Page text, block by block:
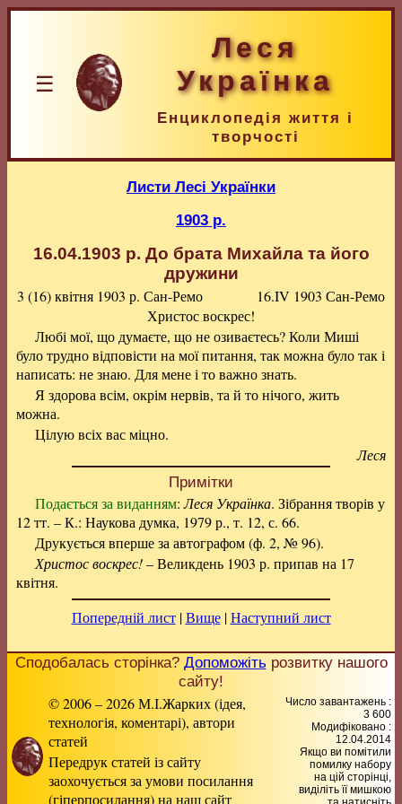
☰
Леся
Українка
Енциклопедія життя і
творчості
Листи Лесі Українки
1903 р.
16.04.1903 р. До брата Михайла та його
дружини
3 (16) квітня 1903 р. Сан-Ремо
16.IV 1903 Сан-Ремо
Христос воскрес!
Любі мої, що думаєте, що не озиваєтесь? Коли Миші
було трудно відповісти на мої питання, так можна було так і
написать: не знаю. Для мене і то важно знать.
Я здорова всім, окрім нервів, та й то нічого, жить
можна.
Цілую всіх вас міцно.
Леся
Примітки
Подається за виданням:Леся Українка. Зібрання творів у
12 тт. – К.: Наукова думка, 1979 р., т. 12, с. 66.
Друкується вперше за автографом (ф. 2, № 96).
Христос воскрес!– Великдень 1903 р. припав на 17
квітня.
Попередній лист|Вище|Наступний лист
Сподобалась сторінка? Допоможітьрозвитку нашого
сайту!
© 2006 – 2026 М.І.Жарких (ідея,
технологія, коментарі), автори
статей
Передрук статей із сайту
заохочується за умови посилання
(гіперпосилання) на наш сайт
Число завантажень :
3 600
Модифіковано :
12.04.2014
Якщо ви помітили
помилку набору
на цiй сторiнцi,
видiлiть її мишкою